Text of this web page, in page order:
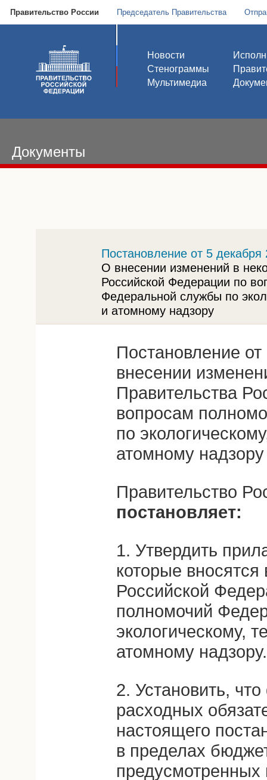
Правительство России Председатель Правительства
Новости
Стенограммы
Мультимедиа
Документы
Постановление от 5
О внесении изменений в
Российской Федерации по
Федеральной службы по
и атомному надзору
Постановление
внесении
Правительства
вопросам
по
атомному надзору
Правительство
постановляет:
1. Утвердить
которые
Российской
полномочий
экологическому,
атомному надзору.
2. Установить,
расходных
настоящего
в пределах